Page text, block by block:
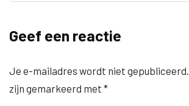
Geef een reactie
Je e-mailadres wordt niet gepubliceerd.
zijn gemarkeerd met *